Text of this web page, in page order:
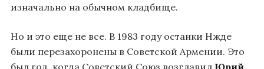
изначально на обычном кладбище.
Но и это еще не все. В 1983 году останки Нжде
были перезахоронены в Советской Армении. Это